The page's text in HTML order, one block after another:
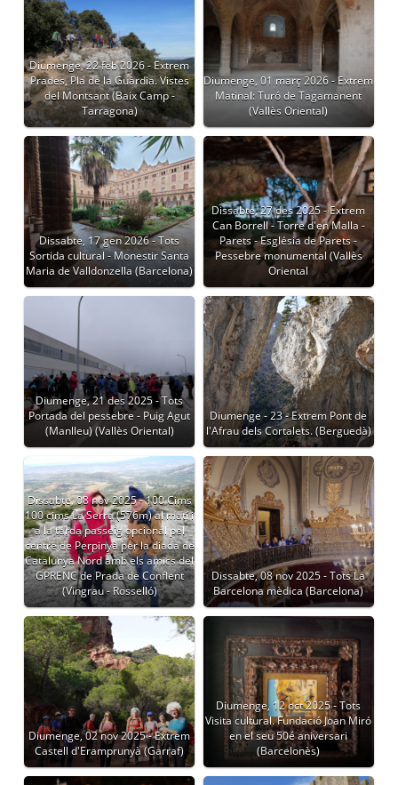
Diumenge, 22 feb 2026 - Extrem
Prades, Pla de la Guàrdia. Vistes
del Montsant (Baix Camp -
Tarragona)
Diumenge, 01 març 2026 - Extrem
Matinal: Turó de Tagamanent
(Vallès Oriental)
Dissabte, 17 gen 2026 - Tots
Sortida cultural - Monestir Santa
Maria de Valldonzella (Barcelona)
Dissabte, 27 des 2025 - Extrem
Can Borrell - Torre d'en Malla -
Parets - Església de Parets -
Pessebre monumental (Vallès
Oriental
Diumenge, 21 des 2025 - Tots
Portada del pessebre - Puig Agut
(Manlleu) (Vallès Oriental)
Diumenge - 23 - Extrem Pont de
l'Afrau dels Cortalets. (Berguedà)
Dissabte, 08 nov 2025 - 100 Cims
100 cims La Serra (576m) al matí i
a la tarda passeig opcional pel
centre de Perpinyà per la diada de
Catalunya Nord amb els amics del
GPRENC de Prada de Conflent
(Vingrau - Rosselló)
Dissabte, 08 nov 2025 - Tots La
Barcelona mèdica (Barcelona)
Diumenge, 02 nov 2025 - Extrem
Castell d'Eramprunyà (Garraf)
Diumenge, 12 oct 2025 - Tots
Visita cultural. Fundació Joan Miró
en el seu 50é aniversari
(Barcelonès)